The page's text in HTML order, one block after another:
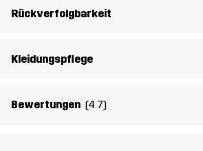
Nachhaltigkeit Recycelte Bestandteile
Rückverfolgbarkeit
Kleidungspflege
Bewertungen (4.7)